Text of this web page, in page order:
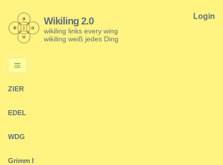
Wikiling 2.0
wikiling links every wing
wikiling weiß jedes Ding
Login
ZIER
EDEL
WDG
Grimm I